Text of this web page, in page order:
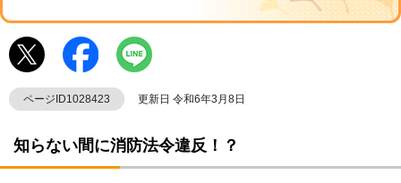
ページID1028423 更新日 令和6年3月8日
知らない間に消防法令違反！？